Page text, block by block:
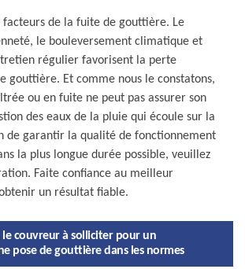
facteurs de la fuite de gouttière. Le
le bouleversement climatique et
régulier favorisent la perte
gouttière. Et comme nous le constatons,
ou en fuite ne peut pas assurer son
des eaux de la pluie qui écoule sur la
de garantir la qualité de fonctionnement
la plus longue durée possible, veuillez
Faite confiance au meilleur
un résultat fiable.
le couvreur à solliciter pour un
pose de gouttière dans les normes